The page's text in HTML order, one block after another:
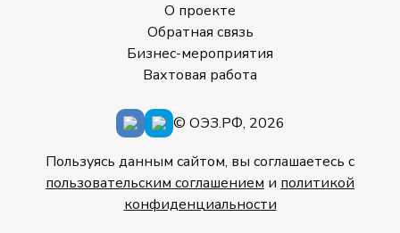
О проекте
Обратная связь
Бизнес-мероприятия
Вахтовая работа
© ОЭЗ.РФ, 2026
Пользуясь данным сайтом, вы соглашаетесь с
пользовательским соглашением и политикой
конфиденциальности